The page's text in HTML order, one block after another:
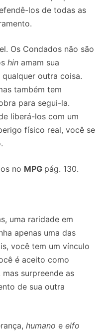
los de todas as
Os Condados não são
hin amam sua
outra coisa.
também tem
para segui-la.
liberá-los com um
físico real, você se
no MPG pág. 130.
uma raridade em
apenas uma das
você tem um vínculo
é aceito como
surpreende as
de sua outra
humano e elfo